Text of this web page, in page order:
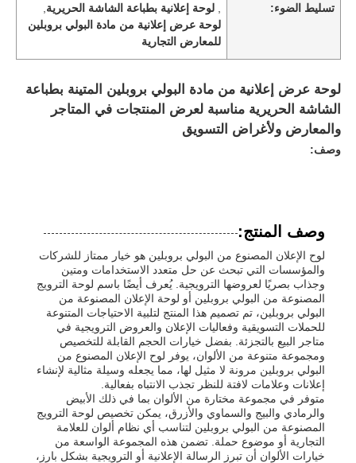
تسليط الضوء:
,لوحة إعلانية بطباعة الشاشة الحريرية
لوحة عرض إعلانية من مادة البولي بروبلين
للمعارض التجارية
لوحة عرض إعلانية من مادة البولي بروبلين المتينة بطباعة
الشاشة الحريرية مناسبة لعرض المنتجات في المتاجر
والمعارض ولأغراض التسويق
وصف:
وصف المنتج:
لوح الإعلان المصنوع من البولي بروبلين هو خيار ممتاز للشركات
والمؤسسات التي تبحث عن حل متعدد الاستخدامات ومتين
وجذاب بصريًا لعروضها الترويجية. يُعرف أيضًا باسم لوحة الترويج
المصنوعة من البولي بروبلين أو لوحة الإعلان المصنوعة من
البولي بروبلين، تم تصميم هذا المنتج لتلبية الاحتياجات المتنوعة
للحملات التسويقية وفعاليات الإعلان والعروض الترويجية في
متاجر البيع بالتجزئة. بفضل خيارات الحجم القابلة للتخصيص
ومجموعة متنوعة من الألوان، يوفر لوح الإعلان المصنوع من
البولي بروبلين مرونة لا مثيل لها، مما يجعله وسيلة مثالية لإنشاء
إعلانات وعلامات لافتة للنظر تجذب الانتباه بفعالية.
متوفر في مجموعة مختارة من الألوان بما في ذلك الأبيض
والرمادي والبيج والسماوي والأزرق، يمكن تخصيص لوحة الترويج
المصنوعة من البولي بروبلين لتناسب أي نظام ألوان للعلامة
التجارية أو موضوع حملة. تضمن هذه المجموعة الواسعة من
خيارات الألوان أن تبرز الرسالة الإعلانية أو الترويجية بشكل بارز،